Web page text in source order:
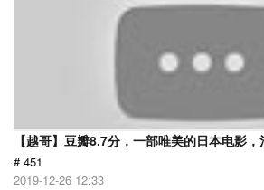
【越哥】豆瓣8.7分，一部唯美的日本电影，
# 451
2019-12-26 12:33